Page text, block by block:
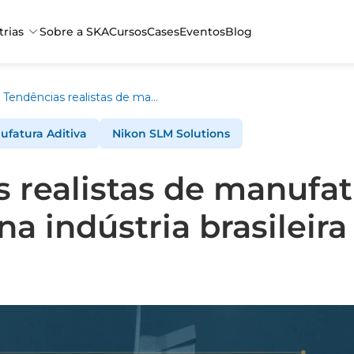
Sobre a SKACursosCasesEventosBlog
Tendências realistas de manufatura aditiva de metais na indústria brasileira
Aditiva Nikon SLM Solutions
realistas de
indústria brasileira